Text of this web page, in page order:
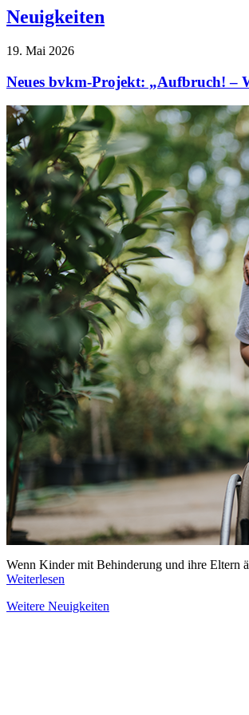
Neuigkeiten
19. Mai 2026
Neues bvkm-Projekt: „Aufbruch! –
Wenn Kinder mit Behinderung und ihre Eltern
Weiterlesen
Weitere Neuigkeiten